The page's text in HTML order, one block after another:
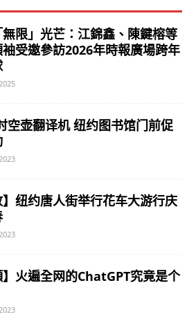
限」光芒：江錦鑫、陳鍵榕等
受邀參訪2026年時報廣場跨年
空壶翻译机 纽约图书馆门前促
】纽约唐人街举行花车大游行庆
】火遍全网的ChatGPT究竟是个